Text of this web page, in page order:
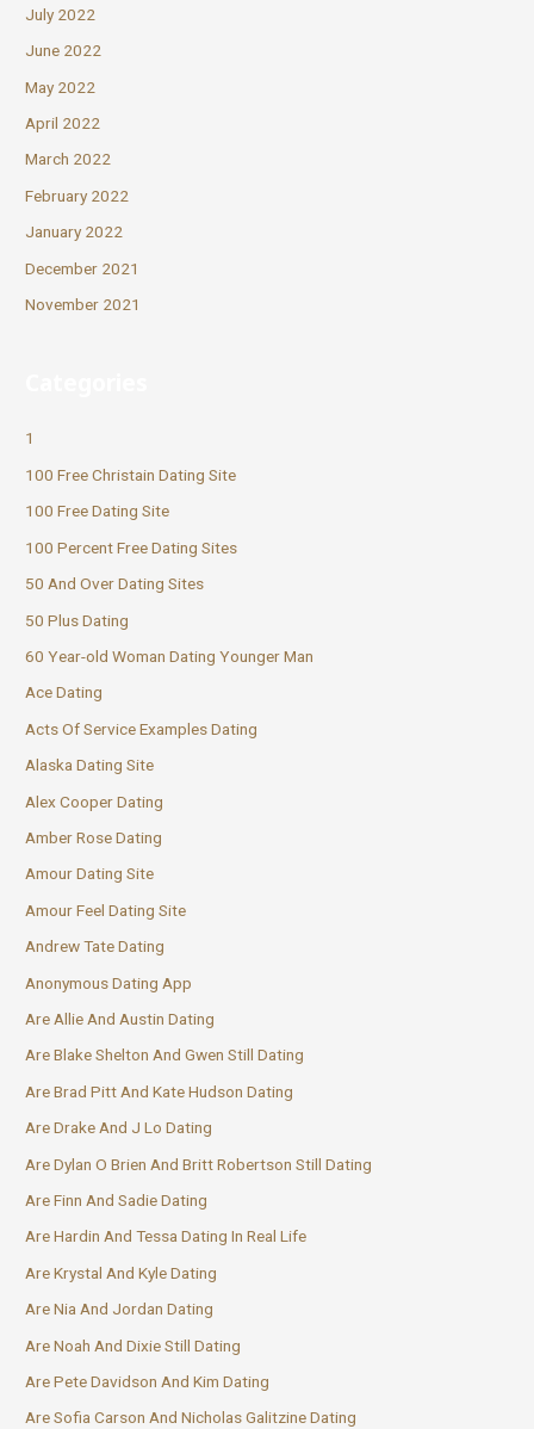
July 2022
June 2022
May 2022
April 2022
March 2022
February 2022
January 2022
December 2021
November 2021
1
100 Free Christain Dating Site
100 Free Dating Site
100 Percent Free Dating Sites
50 And Over Dating Sites
50 Plus Dating
60 Year-old Woman Dating Younger Man
Ace Dating
Acts Of Service Examples Dating
Alaska Dating Site
Alex Cooper Dating
Amber Rose Dating
Amour Dating Site
Amour Feel Dating Site
Andrew Tate Dating
Anonymous Dating App
Are Allie And Austin Dating
Are Blake Shelton And Gwen Still Dating
Are Brad Pitt And Kate Hudson Dating
Are Drake And J Lo Dating
Are Dylan O Brien And Britt Robertson Still Dating
Are Finn And Sadie Dating
Are Hardin And Tessa Dating In Real Life
Are Krystal And Kyle Dating
Are Nia And Jordan Dating
Are Noah And Dixie Still Dating
Are Pete Davidson And Kim Dating
Are Sofia Carson And Nicholas Galitzine Dating